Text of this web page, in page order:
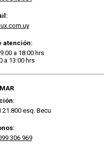
atención:
a 18:00 hrs
a 13:00 hrs
esq. Becu
306 969